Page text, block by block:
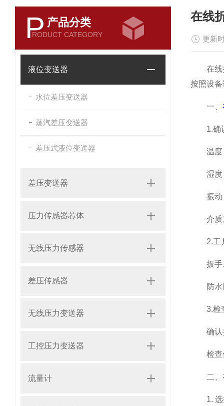
P 产品分类
RODUCT CATEGORY
液位变送器
水位差压变送器
蒸汽差压变送器
差压式液位变送器
差压变送器
压力传感器芯体
无线压力传感器
差压传感器
无线压力变送器
工控压力变送器
流量计
在线
更新
在线折
按照设
一、
1.确
温度：
湿度：
振动：
介质兼
2.工
扳手、
防水胶
3.检
确认折
检查传
二、在
1. 选